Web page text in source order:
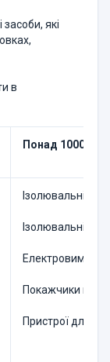
які
в
Понад 1000 В
Ізолювальні
Ізолювальні
Покажчики
Пристрої для